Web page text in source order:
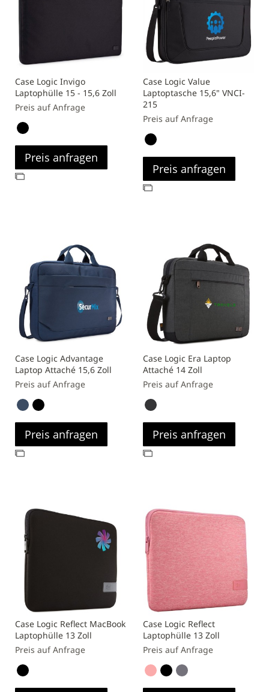
Case Logic Invigo
Laptophülle 15 - 15,6 Zoll
Preis auf Anfrage
Preis anfragen
Zur
Case Logic Value
Laptoptasche 15,6" VNCI-
215
Preis auf Anfrage
Preis anfragen
Zur
Case Logic Advantage
Laptop Attaché 15,6 Zoll
Preis auf Anfrage
Preis anfragen
Zur
Case Logic Era Laptop
Attaché 14 Zoll
Preis auf Anfrage
Preis anfragen
Zur
Case Logic Reflect MacBook
Laptophülle 13 Zoll
Preis auf Anfrage
Case Logic Reflect
Laptophülle 13 Zoll
Preis auf Anfrage